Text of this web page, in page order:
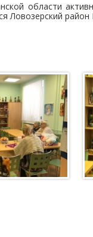
области
Ловозерский